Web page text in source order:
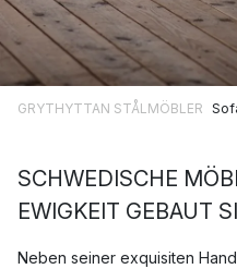
GRYTHYTTAN STÅLMÖBLER
SCHWEDISCHE
EWIGKEIT GEBAUT
Neben seiner exquisiten